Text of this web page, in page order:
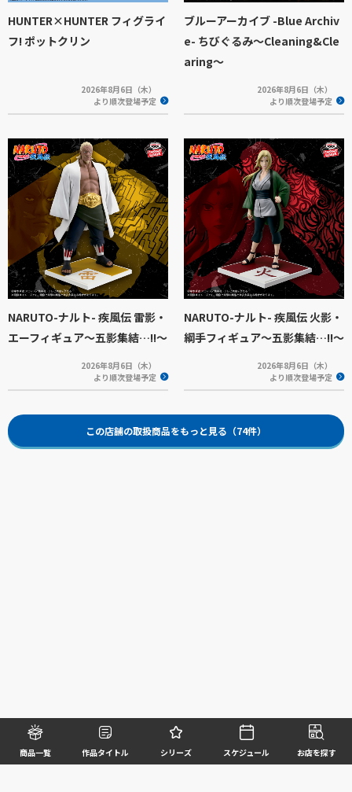
商品一覧 作品タイトル シリーズ スケジュール お店を探す
HUNTER×HUNTER フィグライ
フ! ポットクリン
2026年8月6日（木）
より順次登場予定
ブルーアーカイブ -Blue Archiv
e- ちびぐるみ～Cleaning&Cle
aring～
2026年8月6日（木）
より順次登場予定
NARUTO-ナルト- 疾風伝 雷影・
エーフィギュア～五影集結…!!～
2026年8月6日（木）
より順次登場予定
NARUTO-ナルト- 疾風伝 火影・
綱手フィギュア～五影集結…!!～
2026年8月6日（木）
より順次登場予定
この店舗の取扱商品をもっと見る（74件）